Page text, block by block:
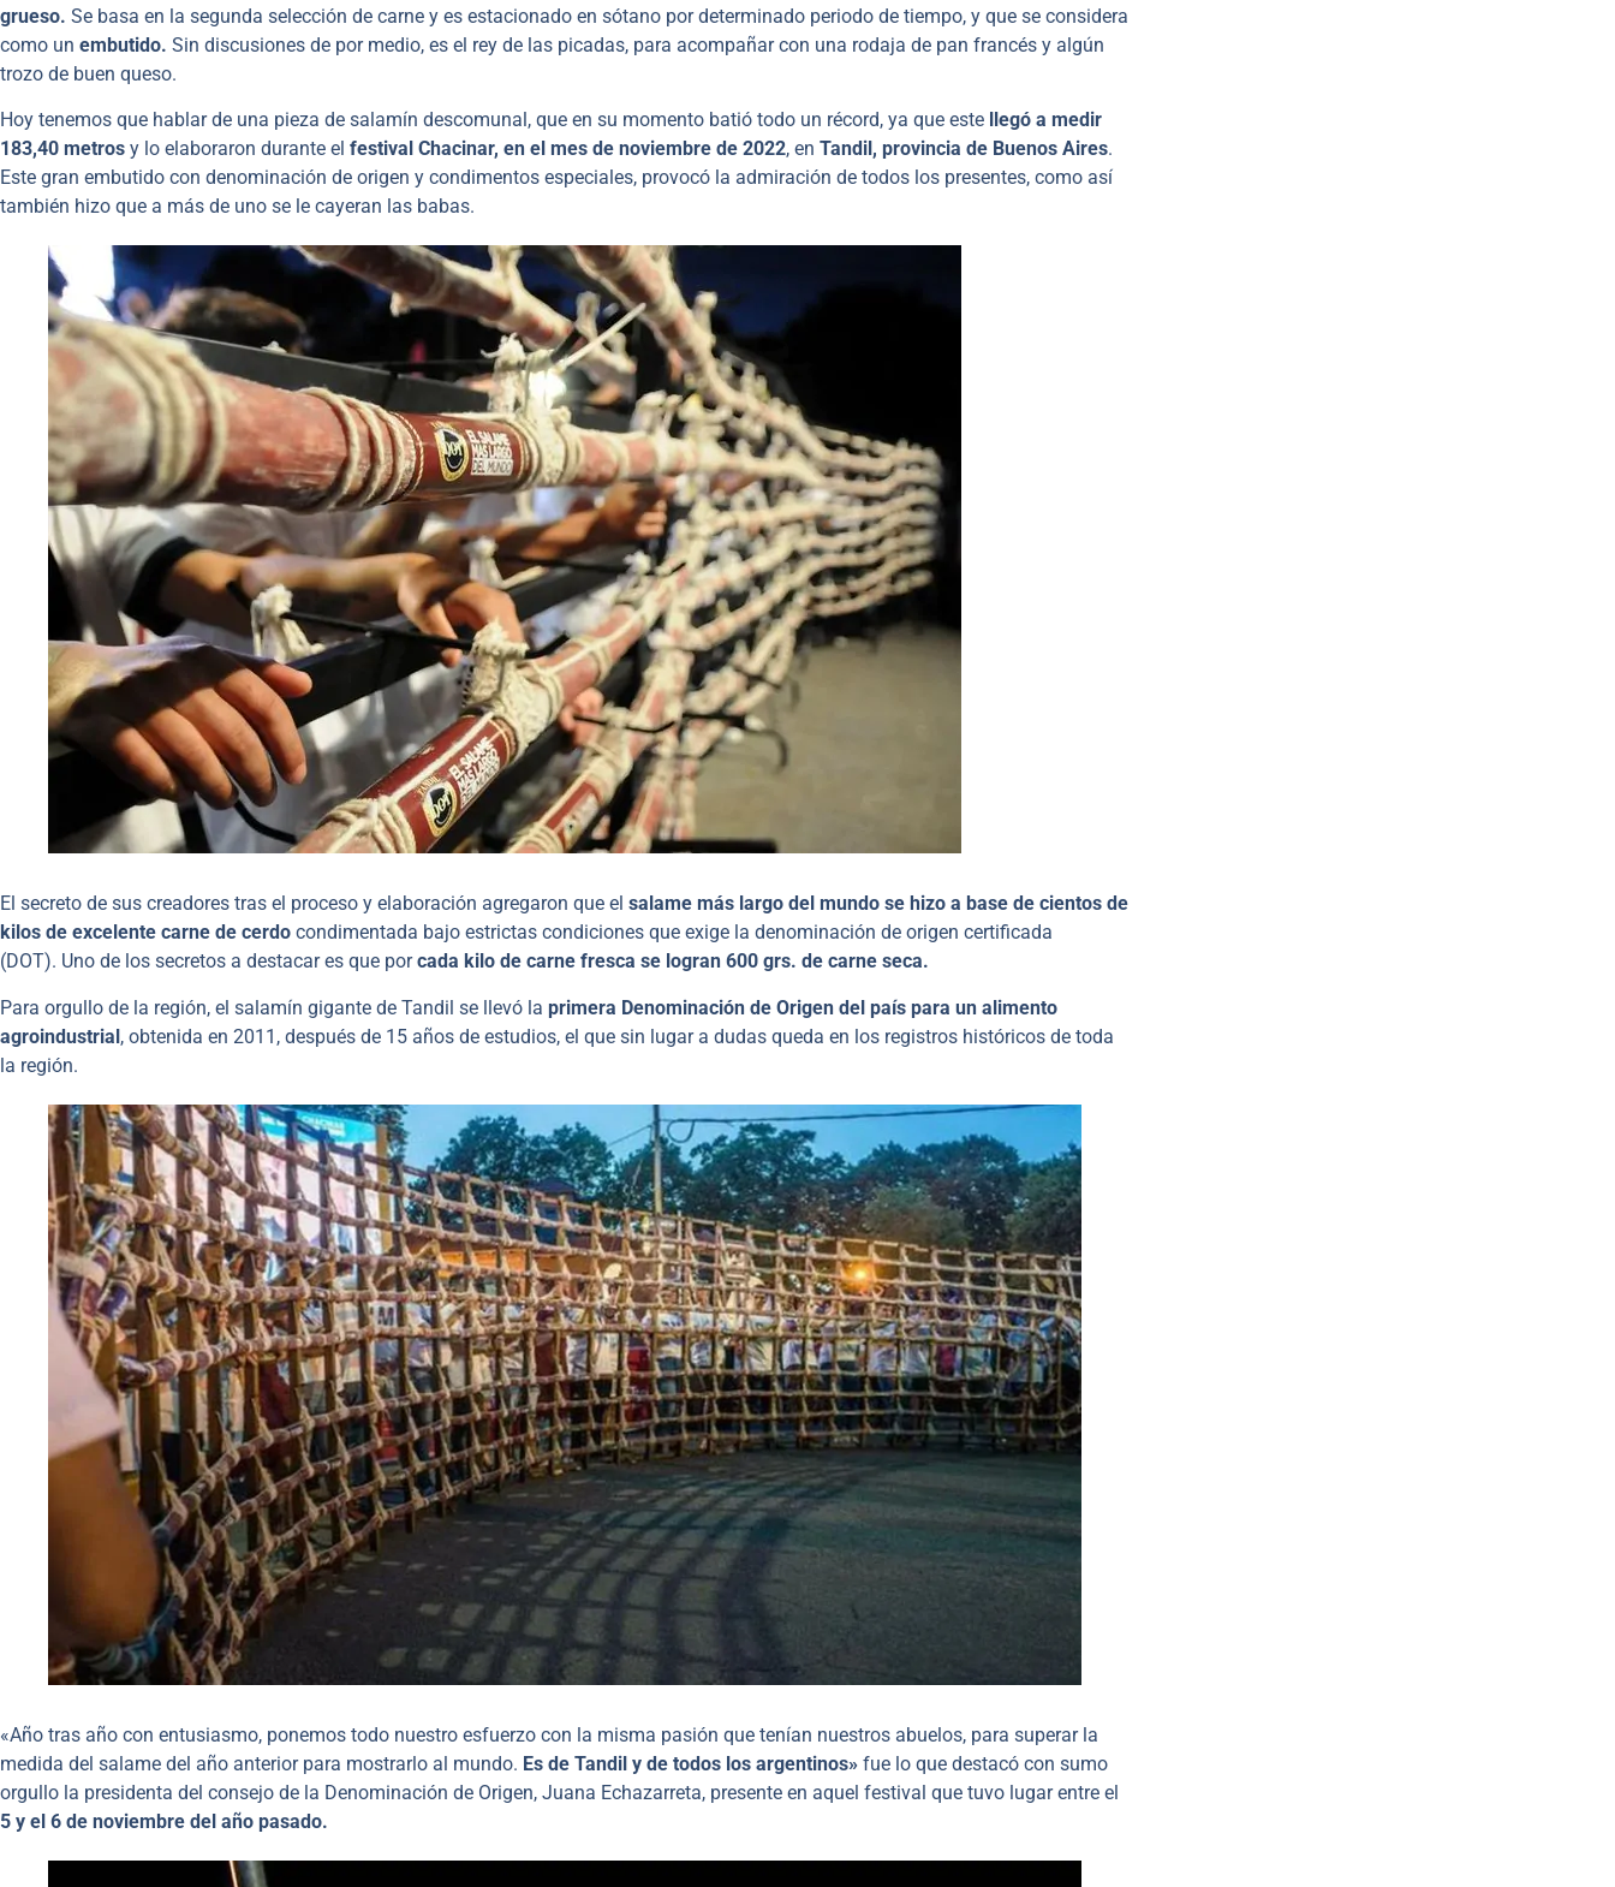
grueso. Se basa en la segunda selección de carne y es estacionado en sótano por determinado periodo de tiempo, y que se considera
como un embutido. Sin discusiones de por medio, es el rey de las picadas, para acompañar con una rodaja de pan francés y algún
trozo de buen queso.
Hoy tenemos que hablar de una pieza de salamín descomunal, que en su momento batió todo un récord, ya que este
llegó a medir
183,40 metros y lo elaboraron durante el festival Chacinar, en el mes de noviembre de 2022, en Tandil, provincia de Buenos Aires.
Este gran embutido con denominación de origen y condimentos especiales, provocó la admiración de todos los presentes, como así
también hizo que a más de uno se le cayeran las babas.
El secreto de sus creadores tras el proceso y elaboración agregaron que el salame más largo del mundo se hizo a base de cientos de
kilos de excelente carne de cerdo condimentada bajo estrictas condiciones que exige la denominación de origen certificada
(DOT). Uno de los secretos a destacar es que porcada kilo de carne fresca se logran 600 grs. de carne seca.
Para orgullo de la región, el salamín gigante de Tandil se llevó la primera Denominación de Origen del país para un alimento
agroindustrial, obtenida en 2011, después de 15 años de estudios, el que sin lugar a dudas queda en los registros históricos de toda
la región.
«Año tras año con entusiasmo, ponemos todo nuestro esfuerzo con la misma pasión que tenían nuestros abuelos, para superar la
medida del salame del año anterior para mostrarlo al mundo. Es de Tandil y de todos los argentinos» fue lo que destacó con sumo
orgullo la presidenta del consejo de la Denominación de Origen, Juana Echazarreta, presente en aquel festival que tuvo lugar entre el
5 y el 6 de noviembre del año pasado.